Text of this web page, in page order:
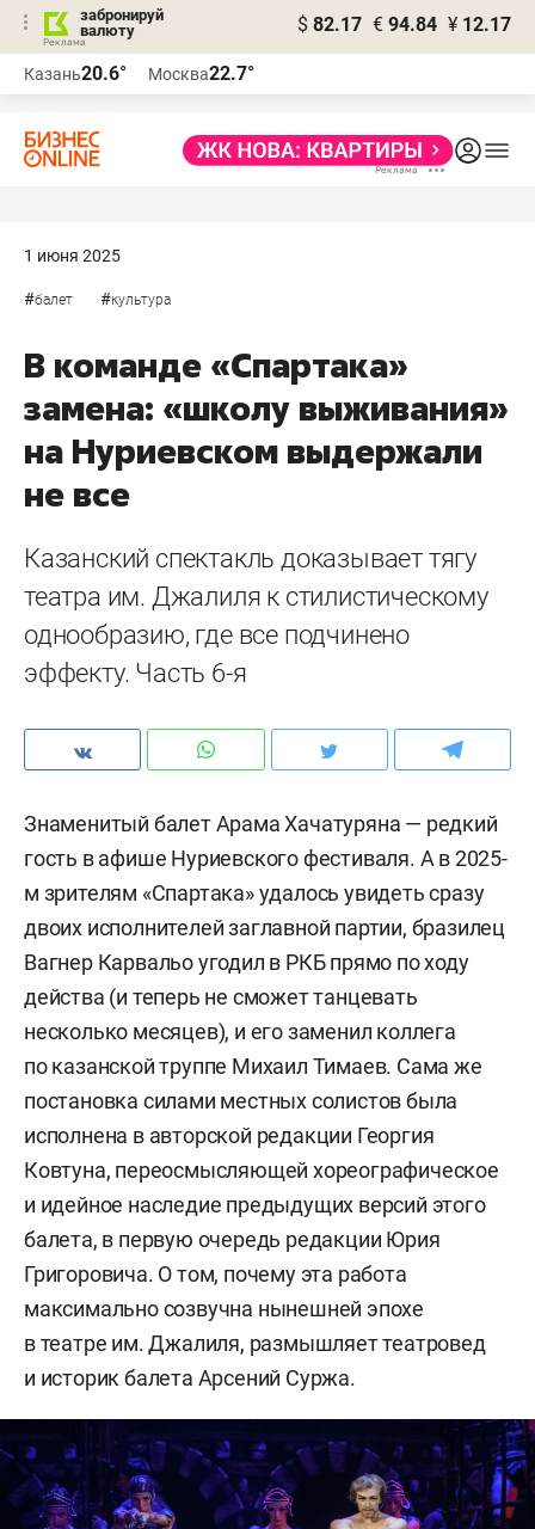
забронируй
валюту
$ 82.17 € 94.84 ¥ 12.17
Казань20.6° Москва22.7°
1 июня 2025
#балет #культура
В команде «Спартака»
замена: «школу выживания»
на Нуриевском выдержали
не все
Казанский спектакль доказывает тягу
театра им. Джалиля к стилистическому
однообразию, где все подчинено
эффекту. Часть 6-я
Знаменитый балет Арама Хачатуряна — редкий
гость в афише Нуриевского фестиваля. А в 2025-
м зрителям «Спартака» удалось увидеть сразу
двоих исполнителей заглавной партии, бразилец
Вагнер Карвальо угодил в РКБ прямо по ходу
действа (и теперь не сможет танцевать
несколько месяцев), и его заменил коллега
по казанской труппе Михаил Тимаев. Сама же
постановка силами местных солистов была
исполнена в авторской редакции Георгия
Ковтуна, переосмысляющей хореографическое
и идейное наследие предыдущих версий этого
балета, в первую очередь редакции Юрия
Григоровича. О том, почему эта работа
максимально созвучна нынешней эпохе
в театре им. Джалиля, размышляет театровед
и историк балета Арсений Суржа.